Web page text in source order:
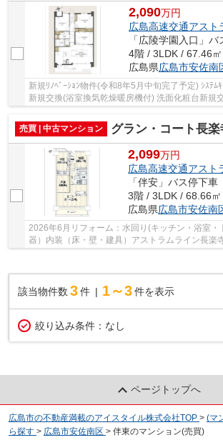
2,090万円
4階 / 3LDK / 67.46㎡
広島県広島市安佐南
新規ﾘﾉﾍﾞｰｼｮﾝ物件(令和8年5月中旬完了予定) ｼｽﾃﾑ
新規交換(浴室換気乾燥暖房機付) 洗面化粧台新規
売買 | 中古マンション
グラン・コート長楽
2,099万円
「伴安」バス停下
3階 / 3LDK / 68.66㎡
広島県広島市安佐南
2026年6月リフォーム：水回り(キッチン・浴室・
器）内装（床・壁・建具）アストラムライン長楽
該当物件数 3件 1～3 件を表示
絞り込み条件： なし
ページトップへ
広島市の不動産満載のアイスタイル株式会社TOP > (マ
ら探す > 広島市安佐南区 > 伴東のマンション(売買)